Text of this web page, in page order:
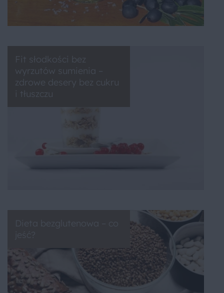
Fit słodkości bez
wyrzutów sumienia –
zdrowe desery bez cukru
i tłuszczu